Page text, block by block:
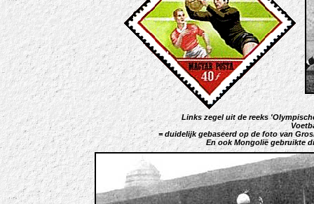
Links zegel uit de reeks
= duidelijk gebaseerd op de foto van
En ook Mongolië gebruikte